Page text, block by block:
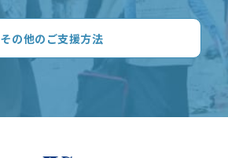
その他のご支援方法